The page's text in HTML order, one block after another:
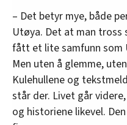
– Det betyr mye, både
Utøya. Det at man tross
fått et lite samfunn som
Men uten å glemme,
Kulehullene og
står der. Livet går
og historiene likevel.